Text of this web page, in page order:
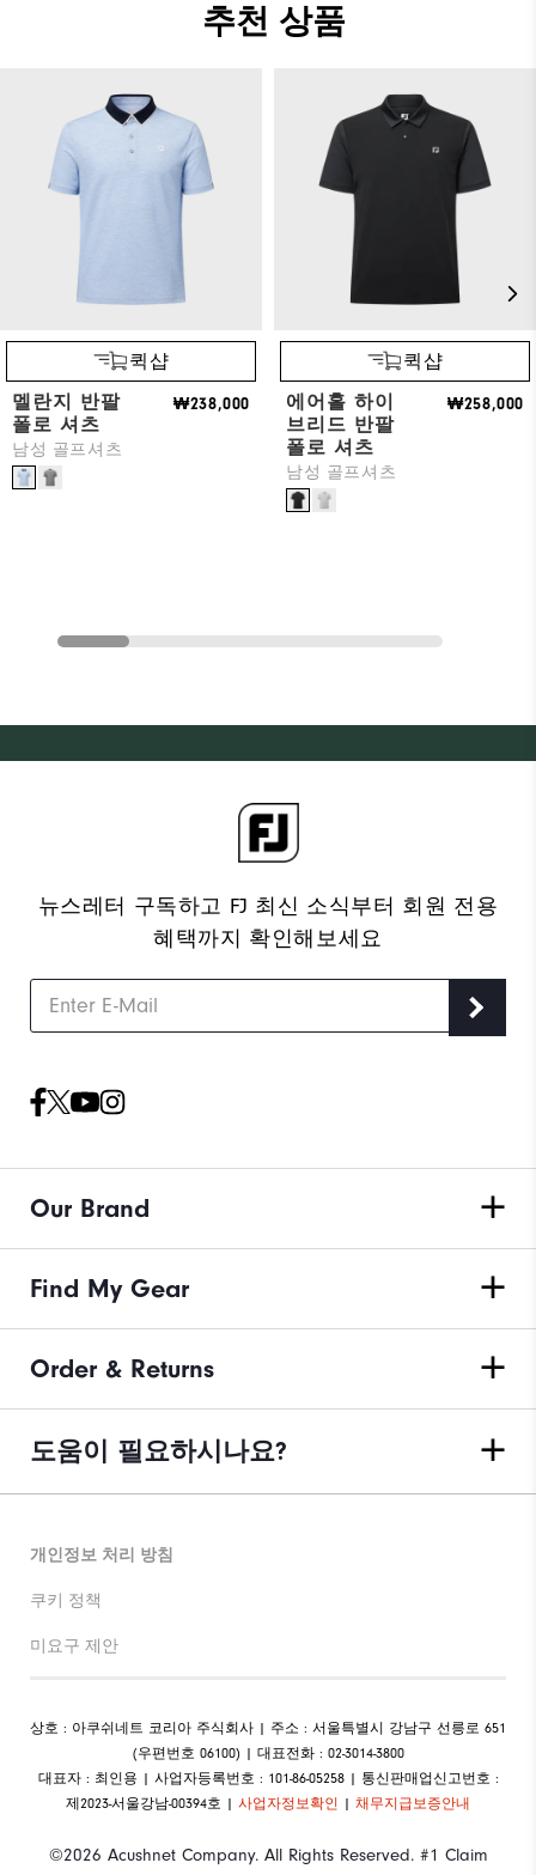
추천 상품
퀵샵
멜란지 반팔
폴로 셔츠
남성 골프셔츠
₩238,000
퀵샵
에어홀 하이
브리드 반팔
폴로 셔츠
남성 골프셔츠
₩258,000
뉴스레터 구독하고 FJ 최신 소식부터 회원 전용
혜택까지 확인해보세요
Our Brand
Find My Gear
Order & Returns
도움이 필요하시나요?
©2026 Acushnet Company. All Rights Reserved. #1 Claim
개인정보 처리 방침
쿠키 정책
미요구 제안
상호 : 아쿠쉬네트 코리아 주식회사 | 주소 : 서울특별시 강남구 선릉로 651
(우편번호 06100) | 대표전화 : 02-3014-3800
대표자 : 최인용 | 사업자등록번호 : 101-86-05258 | 통신판매업신고번호 :
제2023-서울강남-00394호 | 사업자정보확인 | 채무지급보증안내